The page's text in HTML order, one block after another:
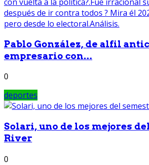
Pablo González, de alfil
empresario con...
0
deportes
Solari, uno de los mejores
River
0